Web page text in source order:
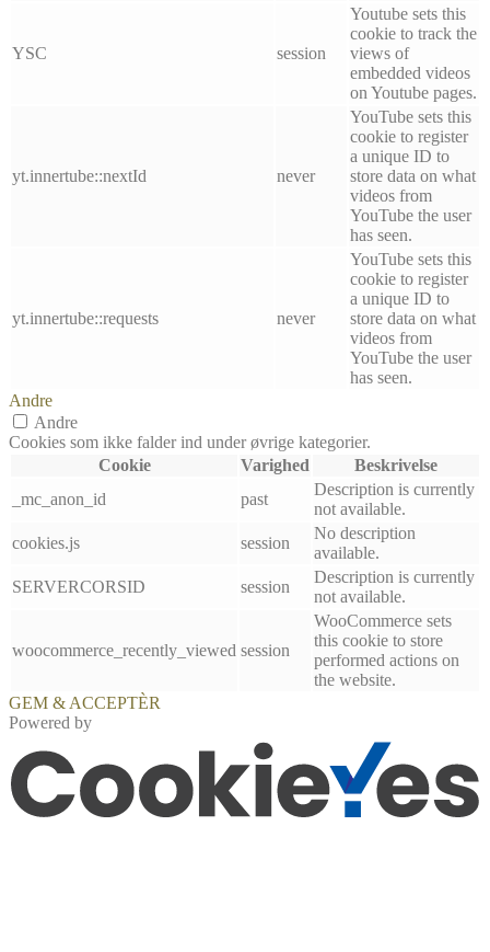
YSC session
Youtube sets this
cookie to track the
views of
embedded videos
on Youtube pages.
yt.innertube::nextId never
YouTube sets this
cookie to register
a unique ID to
store data on what
videos from
YouTube the user
has seen.
yt.innertube::requests never
YouTube sets this
cookie to register
a unique ID to
store data on what
videos from
YouTube the user
has seen.
Andre
Andre
Cookies som ikke falder ind under øvrige kategorier.
Cookie
Varighed
Beskrivelse
_mc_anon_id
past
Description is currently
not available.
cookies.js
session
No description
available.
SERVERCORSID
session
Description is currently
not available.
woocommerce_recently_viewed session
WooCommerce sets
this cookie to store
performed actions on
the website.
GEM & ACCEPTÈR
Powered by